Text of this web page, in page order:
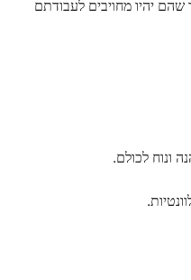
יהיו מחויבים לעבודתם
ונוח לכולם.